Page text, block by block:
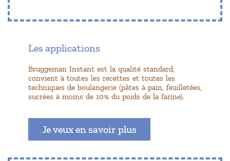
Les applications
Bruggeman Instant est la qualité standard,
convient à toutes les recettes et toutes les
techniques de boulangerie (pâtes à pain, feuilletées,
sucrées à moins de 10% du poids de la farine).
Je veux en savoir plus